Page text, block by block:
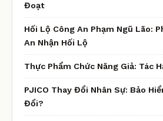
Đoạt
Hối Lộ Công An Phạm Ngũ Lão:
An Nhận Hối Lộ
Thực Phẩm Chức Năng Giả: Tác
PJICO Thay Đổi Nhân Sự: Bảo
Đổi?